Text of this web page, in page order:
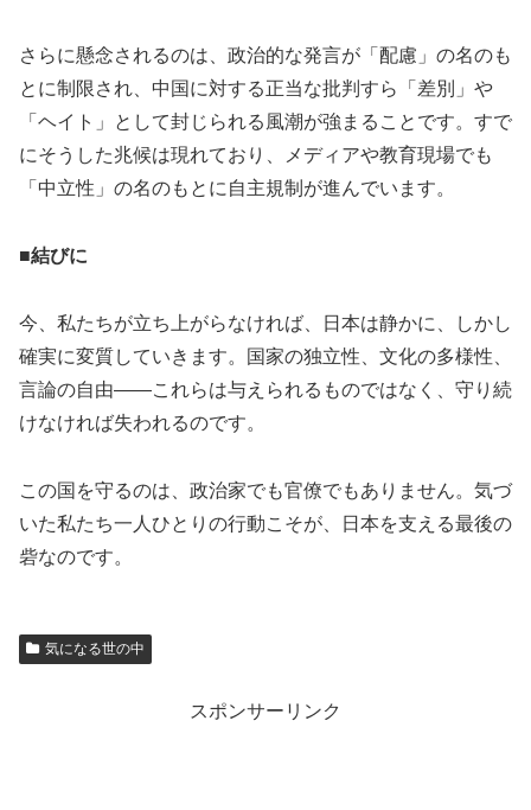
さらに懸念されるのは、政治的な発言が「配慮」の名のも
とに制限され、中国に対する正当な批判すら「差別」や
「ヘイト」として封じられる風潮が強まることです。すで
にそうした兆候は現れており、メディアや教育現場でも
「中立性」の名のもとに自主規制が進んでいます。
■結びに
今、私たちが立ち上がらなければ、日本は静かに、しかし
確実に変質していきます。国家の独立性、文化の多様性、
言論の自由――これらは与えられるものではなく、守り続
けなければ失われるのです。
この国を守るのは、政治家でも官僚でもありません。気づ
いた私たち一人ひとりの行動こそが、日本を支える最後の
砦なのです。
気になる世の中
スポンサーリンク